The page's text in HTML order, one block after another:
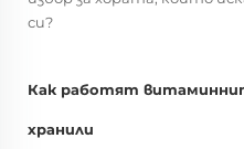
си?
Как работят
хранили